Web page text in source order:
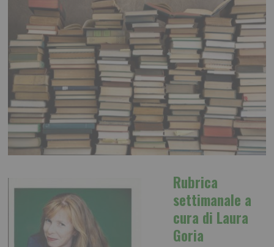
Rubrica
settimanale a
cura di Laura
Goria